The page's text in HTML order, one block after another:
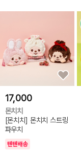
17,000
몬치치
[몬치치] 몬치치 스트링
파우치
텐텐배송